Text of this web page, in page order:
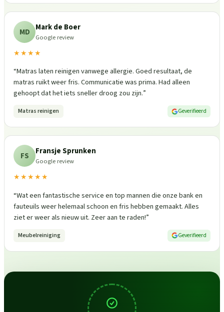
MD Mark de Boer
Google review
★★★★
“Matras laten reinigen vanwege allergie. Goed resultaat, de
matras ruikt weer fris. Communicatie was prima. Had alleen
gehoopt dat het iets sneller droog zou zijn.”
Matras reinigen Geverifieerd
FS Fransje Sprunken
Google review
★★★★★
“Wat een fantastische service en top mannen die onze bank en
fauteuils weer helemaal schoon en fris hebben gemaakt. Alles
ziet er weer als nieuw uit. Zeer aan te raden!”
Meubelreiniging Geverifieerd